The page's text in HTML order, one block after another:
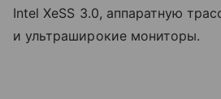
Intel XeSS 3.0, аппаратную
и ультраширокие мониторы.